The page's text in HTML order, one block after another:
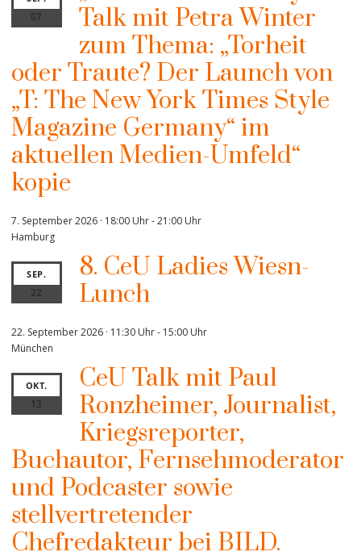
07
Talk mit Petra Winter
zum Thema: „Torheit
oder Traute? Der Launch von
„T: The New York Times Style
Magazine Germany“ im
aktuellen Medien-Umfeld“
kopie
7. September 2026 · 18:00 Uhr-21:00 Uhr
Hamburg
SEP.
22
8. CeU Ladies Wiesn-
Lunch
22. September 2026 · 11:30 Uhr- 15:00 Uhr
München
OKT.
13
CeU Talk mit Paul
Ronzheimer, Journalist,
Kriegsreporter,
Buchautor, Fernsehmoderator
und Podcaster sowie
stellvertretender
Chefredakteur bei BILD.